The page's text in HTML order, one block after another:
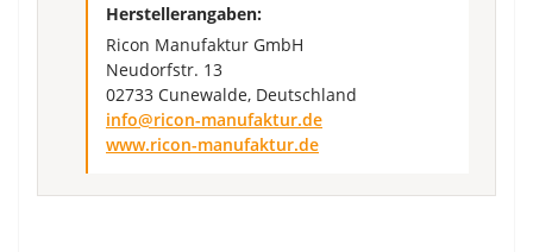
Herstellerangaben:
Ricon Manufaktur GmbH
Neudorfstr. 13
02733 Cunewalde, Deutschland
info@ricon-manufaktur.de
www.ricon-manufaktur.de